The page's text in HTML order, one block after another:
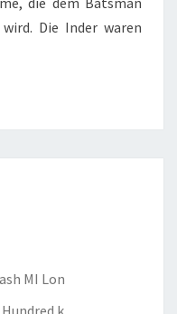
Die Inder waren
MI Lon